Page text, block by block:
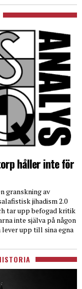
håller inte för
granskning av
jihadism 2.0
tar upp befogad kritik
inte själva på någon
upp till sina egna